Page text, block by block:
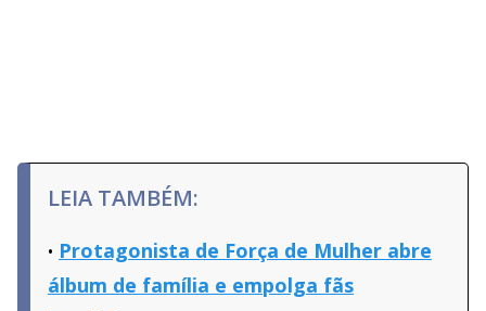
LEIA TAMBÉM:
Protagonista de Força de Mulher abre
álbum de família e empolga fãs